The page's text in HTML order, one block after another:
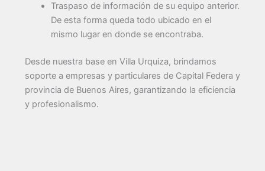
Traspaso de información de su equipo anterior.
De esta forma queda todo ubicado en el
mismo lugar en donde se encontraba.
Desde nuestra base en Villa Urquiza, brindamos
soporte a empresas y particulares de Capital Federa y
provincia de Buenos Aires, garantizando la eficiencia
y profesionalismo.